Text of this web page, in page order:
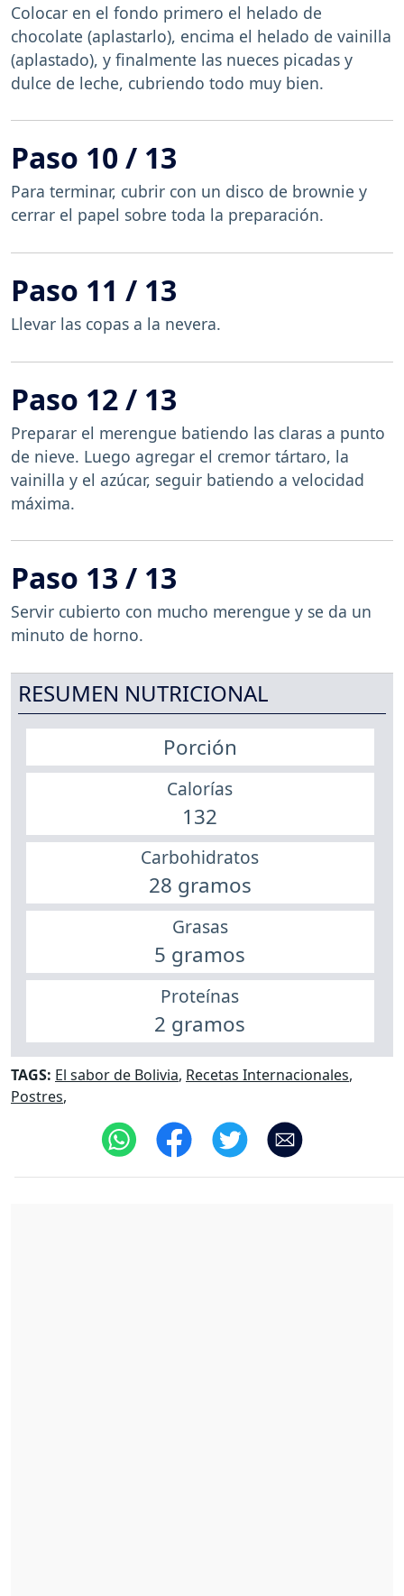
Colocar en el fondo primero el helado de
chocolate (aplastarlo), encima el helado de vainilla
(aplastado), y finalmente las nueces picadas y
dulce de leche, cubriendo todo muy bien.
Paso 10 / 13
Para terminar, cubrir con un disco de brownie y
cerrar el papel sobre toda la preparación.
Paso 11 / 13
Llevar las copas a la nevera.
Paso 12 / 13
Preparar el merengue batiendo las claras a punto
de nieve. Luego agregar el cremor tártaro, la
vainilla y el azúcar, seguir batiendo a velocidad
máxima.
Paso 13 / 13
Servir cubierto con mucho merengue y se da un
minuto de horno.
RESUMEN NUTRICIONAL
Porción
Calorías
132
Carbohidratos
28 gramos
Grasas
5 gramos
Proteínas
2 gramos
TAGS: El sabor de Bolivia, Recetas Internacionales,
Postres,